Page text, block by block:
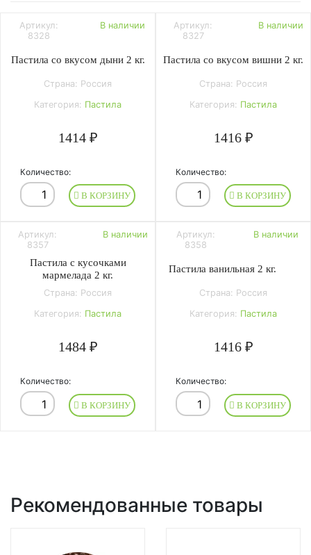
Артикул:
8328
В наличии
Пастила со вкусом дыни 2 кг.
Страна: Россия
Категория: Пастила
1414 ₽
Количество:
В КОРЗИНУ
Артикул:
8327
В наличии
Пастила со вкусом вишни 2 кг.
Страна: Россия
Категория: Пастила
1416 ₽
Количество:
В КОРЗИНУ
Артикул:
8357
В наличии
Пастила с кусочками
мармелада 2 кг.
Страна: Россия
Категория: Пастила
1484 ₽
Количество:
В КОРЗИНУ
Артикул:
8358
В наличии
Пастила ванильная 2 кг.
Страна: Россия
Категория: Пастила
1416 ₽
Количество:
В КОРЗИНУ
Рекомендованные товары